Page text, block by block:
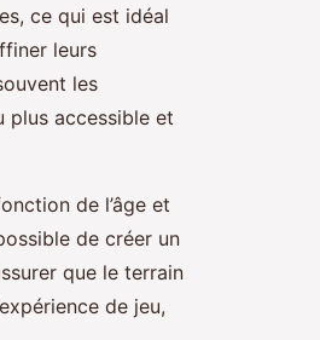
ce qui est idéal
leurs
les
plus accessible et
de l’âge et
de créer un
que le terrain
de jeu,